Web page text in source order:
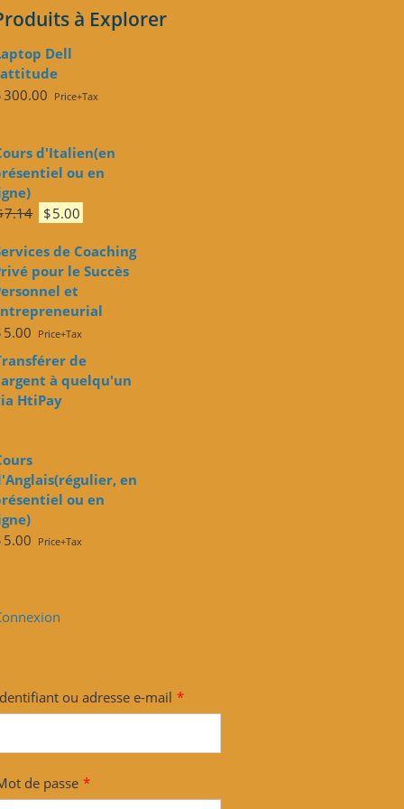
à Explorer
Dell
300.00 Price+Tax
d'Italien(en
ou en
7.14
Le
initial
était :
$7.14.
$5.00
actuel
est :
de Coaching
pour le Succès
et
5.00 Price+Tax
de
à quelqu'un
HtiPay
en
ou en
5.00 Price+Tax
ou adresse e-mail *
de passe *